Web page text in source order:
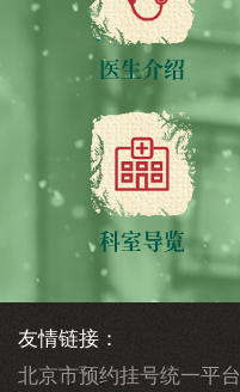
医生介绍
科室导览
友情链接：
北京市预约挂号统一平台